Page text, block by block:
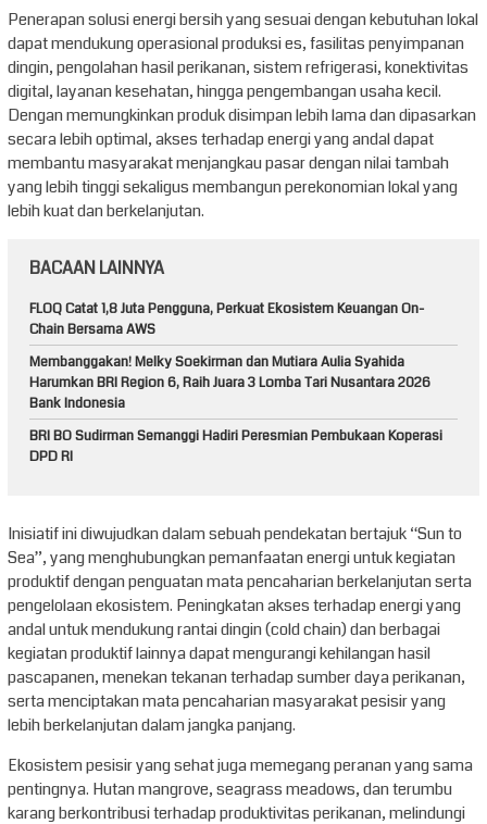
Penerapan solusi energi bersih yang sesuai dengan kebutuhan lokal
dapat mendukung operasional produksi es, fasilitas penyimpanan
dingin, pengolahan hasil perikanan, sistem refrigerasi, konektivitas
digital, layanan kesehatan, hingga pengembangan usaha kecil.
Dengan memungkinkan produk disimpan lebih lama dan dipasarkan
secara lebih optimal, akses terhadap energi yang andal dapat
membantu masyarakat menjangkau pasar dengan nilai tambah
yang lebih tinggi sekaligus membangun perekonomian lokal yang
lebih kuat dan berkelanjutan.
BACAAN LAINNYA
FLOQ Catat 1,8 Juta Pengguna, Perkuat Ekosistem Keuangan On-
Chain Bersama AWS
Membanggakan! Melky Soekirman dan Mutiara Aulia Syahida
Harumkan BRI Region 6, Raih Juara 3 Lomba Tari Nusantara 2026
Bank Indonesia
BRI BO Sudirman Semanggi Hadiri Peresmian Pembukaan Koperasi
DPD RI
Inisiatif ini diwujudkan dalam sebuah pendekatan bertajuk “Sun to
Sea”, yang menghubungkan pemanfaatan energi untuk kegiatan
produktif dengan penguatan mata pencaharian berkelanjutan serta
pengelolaan ekosistem. Peningkatan akses terhadap energi yang
andal untuk mendukung rantai dingin (cold chain) dan berbagai
kegiatan produktif lainnya dapat mengurangi kehilangan hasil
pascapanen, menekan tekanan terhadap sumber daya perikanan,
serta menciptakan mata pencaharian masyarakat pesisir yang
lebih berkelanjutan dalam jangka panjang.
Ekosistem pesisir yang sehat juga memegang peranan yang sama
pentingnya. Hutan mangrove, seagrass meadows, dan terumbu
karang berkontribusi terhadap produktivitas perikanan, melindungi